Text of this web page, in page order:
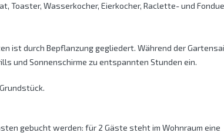
Toaster, Wasserkocher, Eierkocher, Raclette- und
ist durch Bepflanzung gegliedert. Während der
und Sonnenschirme zu entspannten Stunden ein.
gebucht werden: für 2 Gäste steht im Wohnraum eine